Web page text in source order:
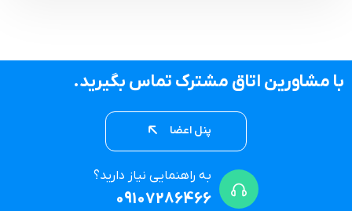
با مشاورین اتاق مشترک تماس بگیرید.
پنل اعضا
به راهنمایی نیاز دارید؟
09107286466